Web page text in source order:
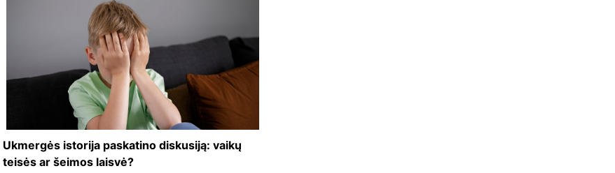
Ukmergės istorija paskatino diskusiją: vaikų
teisės ar šeimos laisvė?